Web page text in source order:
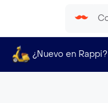
¿Nuevo en Rappi?